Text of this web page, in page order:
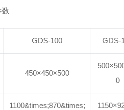
数
GDS-100 GDS-
450×450×500
0
1100&times;870&times;